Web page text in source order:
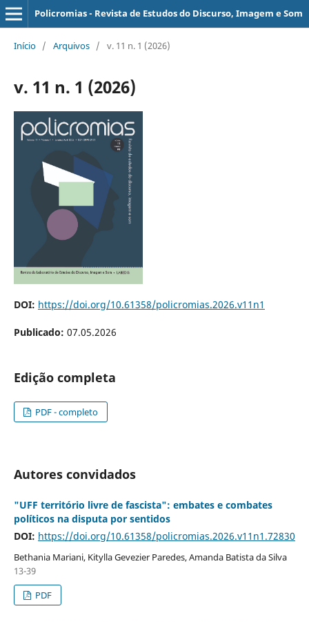
Policromias - Revista de Estudos do Discurso, Imagem e Som
Início / Arquivos / v. 11 n. 1 (2026)
v. 11 n. 1 (2026)
DOI: https://doi.org/10.61358/policromias.2026.v11n1
Publicado: 07.05.2026
Edição completa
PDF - completo
Autores convidados
"UFF território livre de fascista": embates e combates
políticos na disputa por sentidos
DOI: https://doi.org/10.61358/policromias.2026.v11n1.72830
Bethania Mariani, Kitylla Gevezier Paredes, Amanda Batista da Silva
13-39
PDF